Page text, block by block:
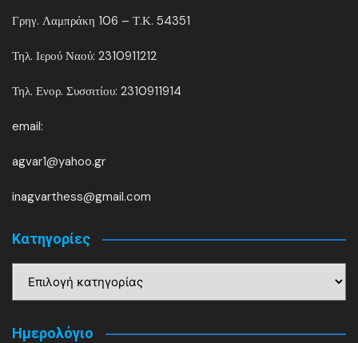
Γρηγ. Λαμπράκη 106 – Τ.Κ. 54351
Τηλ. Ιερού Ναού: 2310911212
Τηλ. Ενορ. Συσσιτίου: 2310911914
email:
agvar1@yahoo.gr
inagvarthess@gmail.com
Kατηγορίες
Ημερολόγιο